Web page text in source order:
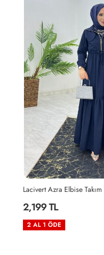
Kahve Didem Takım
2,199 TL
2 AL 1 ÖDE